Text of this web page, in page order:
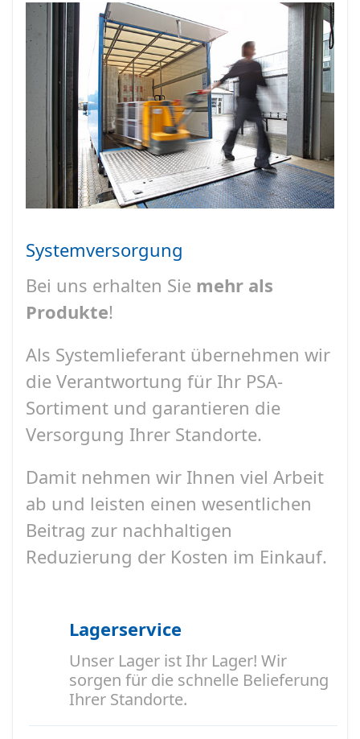
Systemversorgung
Bei uns erhalten Sie mehr als
Produkte!
Als Systemlieferant übernehmen wir
die Verantwortung für Ihr PSA-
Sortiment und garantieren die
Versorgung Ihrer Standorte.
Damit nehmen wir Ihnen viel Arbeit
ab und leisten einen wesentlichen
Beitrag zur nachhaltigen
Reduzierung der Kosten im Einkauf.
Lagerservice
Unser Lager ist Ihr Lager! Wir
sorgen für die schnelle Belieferung
Ihrer Standorte.